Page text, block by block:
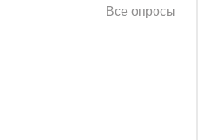
Все опросы